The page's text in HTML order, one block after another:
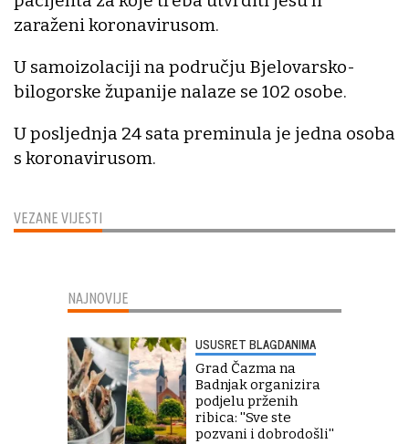
VEZANE VIJESTI
zaraženi koronavirusom.
U samoizolaciji na području Bjelovarsko-
bilogorske županije nalaze se 102 osobe.
U posljednja 24 sata preminula je jedna osoba
s koronavirusom.
NAJNOVIJE
USUSRET BLAGDANIMA
Grad Čazma na
Badnjak organizira
podjelu prženih
ribica: ''Sve ste
pozvani i dobrodošli''